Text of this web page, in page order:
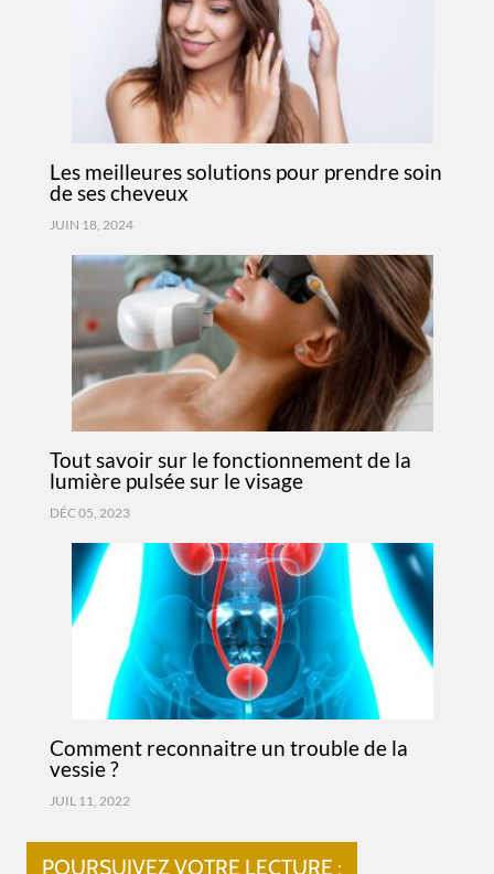
Les meilleures solutions pour prendre soin
de ses cheveux
JUIN 18, 2024
Tout savoir sur le fonctionnement de la
lumière pulsée sur le visage
DÉC 05, 2023
Comment reconnaitre un trouble de la
vessie ?
JUIL 11, 2022
POURSUIVEZ VOTRE LECTURE :